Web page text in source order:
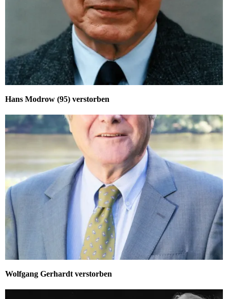
Hans Modrow (95) verstorben
Wolfgang Gerhardt verstorben